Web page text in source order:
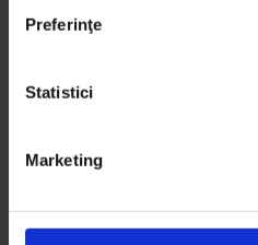
Preferinţe
Statistici
Marketing
pazie,
prispă,
șopârneață,